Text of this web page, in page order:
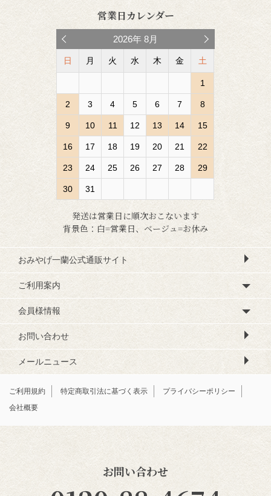
営業日カレンダー
2026年 8月
日 月 火 水 木 金 土
1
2 3 4 5 6 7 8
9 10 11 12 13 14 15
16 17 18 19 20 21 22
23 24 25 26 27 28 29
30 31
発送は営業日に順次おこないます
背景色：白=営業日、ベージュ=お休み
おみやげ一蘭公式通販サイト
ご利用案内
会員様情報
お問い合わせ
メールニュース
ご利用規約 特定商取引法に基づく表示
プライバシーポリシー
会社概要
お問い合わせ